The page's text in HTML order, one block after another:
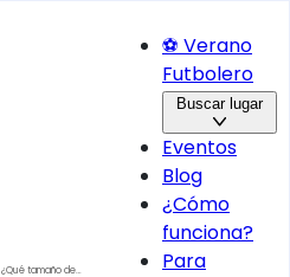
¿Qué tamaño de
⚽ Verano
Futbolero
Buscar lugar
Eventos
Blog
¿Cómo
funciona?
Para